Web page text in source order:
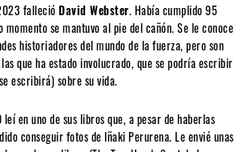
fallecióDavid Webster. Había cumplido 95
momento se mantuvo al pie del cañón. Se le conoce
historiadores del mundo de la fuerza, pero son
que ha estado involucrado, que se podría escribir
escribirá) sobre su vida.
en uno de sus libros que, a pesar de haberlas
conseguir fotos de Iñaki Perurena. Le envié unas